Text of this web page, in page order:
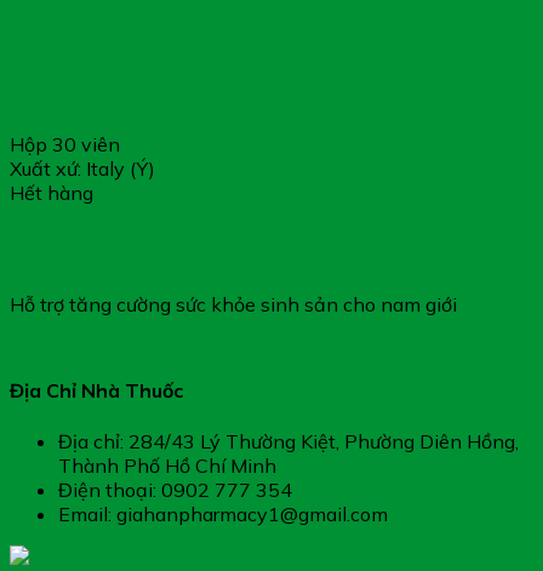
Hộp 30 viên
Xuất xứ: Italy (Ý)
Hết hàng
Hỗ trợ tăng cường sức khỏe sinh sản cho nam giới
Địa Chỉ Nhà Thuốc
Địa chỉ: 284/43 Lý Thường Kiệt, Phường Diên Hồng,
Thành Phố Hồ Chí Minh
Điện thoại: 0902 777 354
Email: giahanpharmacy1@gmail.com